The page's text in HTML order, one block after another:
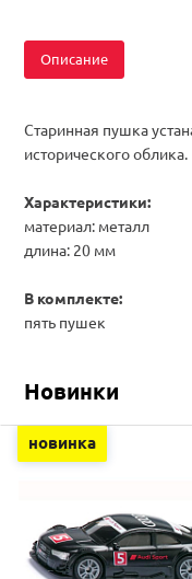
Описание
Старинная пушка
исторического облика.
Характеристики:
материал: металл
длина: 20 мм
В комплекте:
пять пушек
Новинки
новинка